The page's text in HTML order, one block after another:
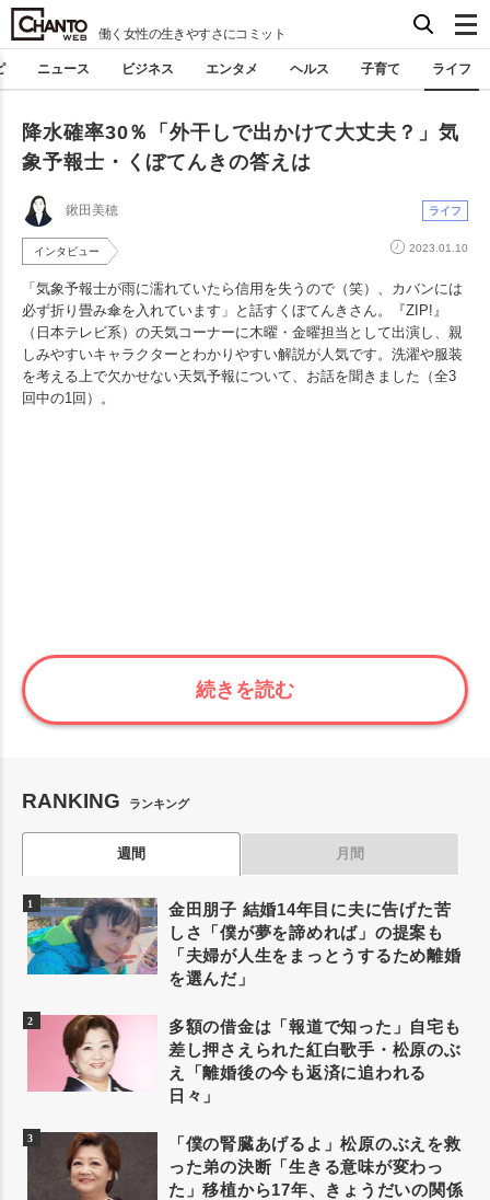
働く女性の生きやすさにコミット
ニュース ビジネス エンタメ ヘルス 子育て ライフ
降水確率30％「外干しで出かけて大丈夫？」気
象予報士・くぼてんきの答えは
鍬田美穂 ライフ
インタビュー 2023.01.10
「気象予報士が雨に濡れていたら信用を失うので（笑）、カバンには
必ず折り畳み傘を入れています」と話すくぼてんきさん。『ZIP!』
（日本テレビ系）の天気コーナーに木曜・金曜担当として出演し、親
しみやすいキャラクターとわかりやすい解説が人気です。洗濯や服装
を考える上で欠かせない天気予報について、お話を聞きました（全3
回中の1回）。
続きを読む
RANKING ランキング
週間 月間
金田朋子 結婚14年目に夫に告げた苦
しさ「僕が夢を諦めれば」の提案も
「夫婦が人生をまっとうするため離婚
を選んだ」
多額の借金は「報道で知った」自宅も
差し押さえられた紅白歌手・松原のぶ
え「離婚後の今も返済に追われる
日々」
「僕の腎臓あげるよ」松原のぶえを救
った弟の決断「生きる意味が変わっ
た」移植から17年、きょうだいの関係